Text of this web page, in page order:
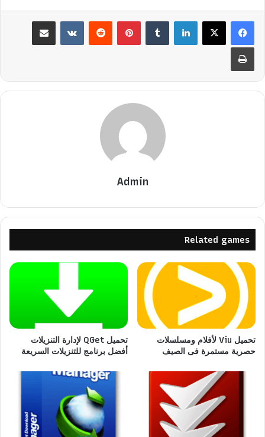
لينكدإن بينتيريست مشاركة عبر البريد
طباعة
Admin
Related games
تحميل Viu لأفلام ومسلسلات
حصرية مستمرة فى الصيف
تحميل QGet لإدارة التنزيلات
أفضل برنامج للتنزيلات السريعة